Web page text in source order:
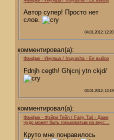
Автор супер! Просто нет
слов.
04.01.2012; 12:20
комментировал(а):
Фанфик - Инуяша / Inuyasha - Ее выбор
Fdnjh cegth! Ghjcnj ytn ckjd/
04.01.2012; 12:19
комментировал(а):
Фанфик - Фэйри Тейл / Fairy Tail - Даже
чудо может быть горьковатым на вкус…
Круто мне понравилось